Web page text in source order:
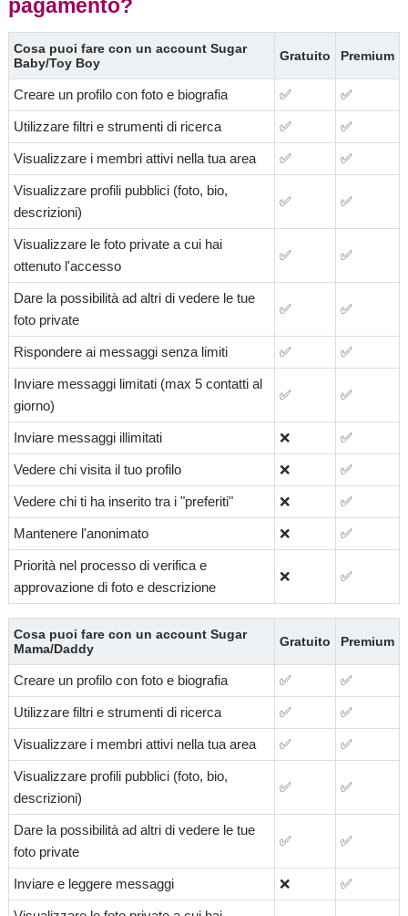
pagamento?
Cosa puoi fare con un account Sugar
Baby/Toy Boy
Gratuito Premium
Creare un profilo con foto e biografia ✅ ✅
Utilizzare filtri e strumenti di ricerca ✅ ✅
Visualizzare i membri attivi nella tua area ✅ ✅
Visualizzare profili pubblici (foto, bio,
descrizioni)
✅ ✅
Visualizzare le foto private a cui hai
ottenuto l'accesso
✅ ✅
Dare la possibilità ad altri di vedere le tue
foto private
✅ ✅
Rispondere ai messaggi senza limiti ✅ ✅
Inviare messaggi limitati (max 5 contatti al
giorno)
✅ ✅
Inviare messaggi illimitati ❌ ✅
Vedere chi visita il tuo profilo ❌ ✅
Vedere chi ti ha inserito tra i "preferiti" ❌ ✅
Mantenere l'anonimato ❌ ✅
Priorità nel processo di verifica e
approvazione di foto e descrizione
❌ ✅
Cosa puoi fare con un account Sugar
Mama/Daddy
Gratuito Premium
Creare un profilo con foto e biografia ✅ ✅
Utilizzare filtri e strumenti di ricerca ✅ ✅
Visualizzare i membri attivi nella tua area ✅ ✅
Visualizzare profili pubblici (foto, bio,
descrizioni)
✅ ✅
Dare la possibilità ad altri di vedere le tue
foto private
✅ ✅
Inviare e leggere messaggi ❌ ✅